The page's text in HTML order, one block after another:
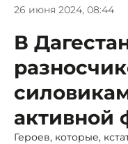
26 июня 2024, 08:44
В
активной
Героев, которые,